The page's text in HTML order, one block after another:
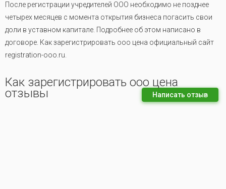
После регистрации учредителей ООО необходимо не позднее
четырех месяцев с момента открытия бизнеса погасить свои
доли в уставном капитале. Подробнее об этом написано в
договоре. Как зарегистрировать ооо цена официальный сайт
registration-ooo.ru.
Как зарегистрировать ооо цена
отзывы Написать отзыв